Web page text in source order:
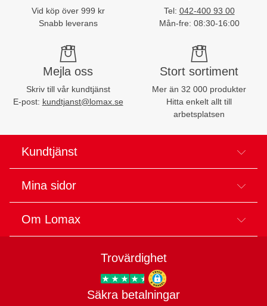
Vid köp över 999 kr
Snabb leverans
Tel: 042-400 93 00
Mån-fre: 08:30-16:00
Mejla oss
Skriv till vår kundtjänst
E-post: kundtjanst@lomax.se
Stort sortiment
Mer än 32 000 produkter
Hitta enkelt allt till
arbetsplatsen
Kundtjänst
Mina sidor
Om Lomax
Trovärdighet
Trygg E-handel
Säkra betalningar